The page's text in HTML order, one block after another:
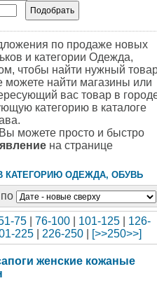
по продаже новых
и категории Одежда,
чтобы найти нужный
можете найти магазины или
вас товар в
категорию в каталоге
можете просто и быстро
на странице
КАТЕГОРИЮ ОДЕЖДА, ОБУВЬ
75| 76-100| 101-125| 126-
225 226-250 [>>250>>]
женские кожаные